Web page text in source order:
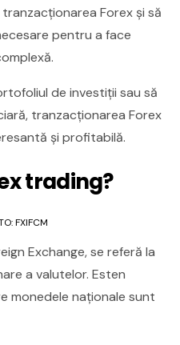
Forex și să
pentru a face
de investiții sau să
tranzacționarea Forex
și profitabilă.
trading?
FXIFCM
Exchange, se referă la
a valutelor. Esten
monedele naționale sunt